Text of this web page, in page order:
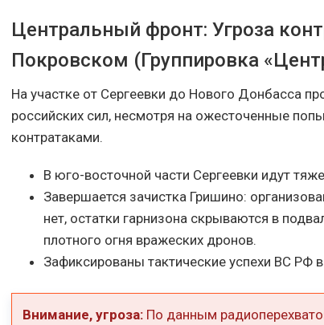
Центральный фронт: Угроза
Покровском (Группировка
На участке от Сергеевки до Нового Донбасса
российских сил, несмотря на ожесточенные
контратаками.
В юго-восточной части Сергеевки идут
Завершается зачистка Гришино:
нет, остатки гарнизона скрываются в
плотного огня вражеских дронов.
Зафиксированы тактические успехи ВС РФ
Внимание, угроза: По данным